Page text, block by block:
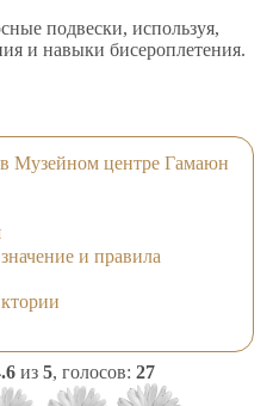
подвески, используя,
и навыки бисероплетения.
Музейном центре Гамаюн
и правила
из 5, голосов: 27